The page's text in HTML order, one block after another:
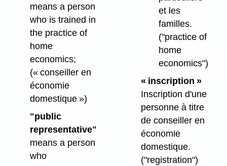
means a person
who is trained in
the practice of
home
economics;
(« conseiller en
économie
domestique »)
"public
representative"
means a person
who
et les
familles.
("practice of
home
economics")
« inscription »
Inscription d'une
personne à titre
de conseiller en
économie
domestique.
("registration")